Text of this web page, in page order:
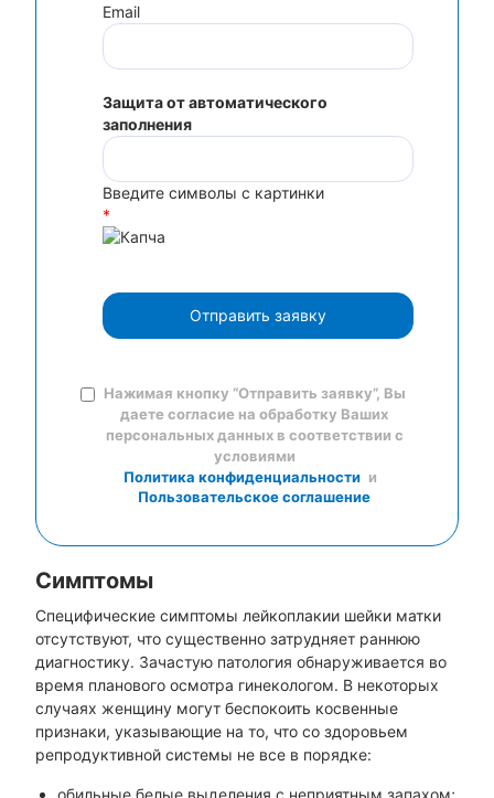
Email
Защита от автоматического
заполнения
Введите символы с картинки
*
Отправить заявку
Нажимая кнопку “Отправить заявку”, Вы
даете согласие на обработку Ваших
персональных данных в соответствии с
условиями
Политика конфиденциальности и
Пользовательское соглашение
Симптомы
Специфические симптомы лейкоплакии шейки матки
отсутствуют, что существенно затрудняет раннюю
диагностику. Зачастую патология обнаруживается во
время планового осмотра гинекологом. В некоторых
случаях женщину могут беспокоить косвенные
признаки, указывающие на то, что со здоровьем
репродуктивной системы не все в порядке: